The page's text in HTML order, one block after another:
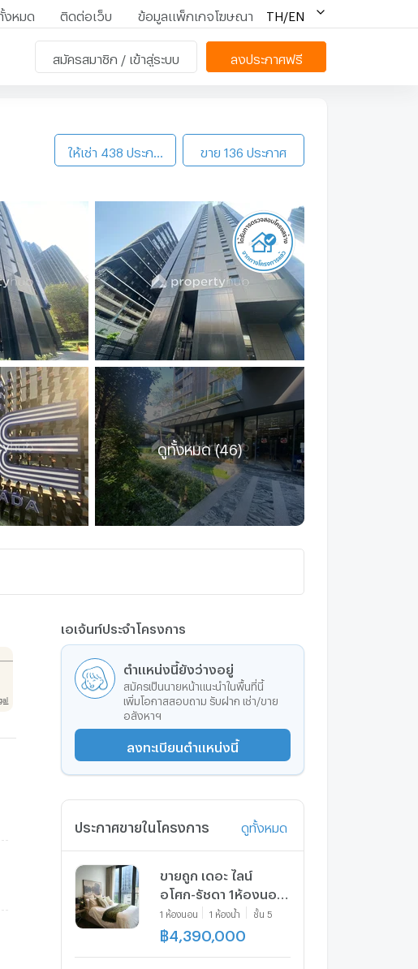
งหมด ติดต่อเว็บ ข้อมูลแพ็กเกจโฆษณา TH/EN
สมัครสมาชิก / เข้าสู่ระบบ ลงประกาศฟรี
คอนโดให้เช่า The LINE Asoke - Ratchada
ให้เช่า 438 ประกาศ ขาย 136 ประกาศ
ดูทั้งหมด (46)
เอเจ้นท์ประจำโครงการ
ตำแหน่งนี้ยังว่างอยู่
สมัครเป็นนายหน้าแนะนำในพื้นที่นี้
เพิ่มโอกาสสอบถาม รับฝาก เช่า/ขาย
อสังหาฯ
ลงทะเบียนตำแหน่งนี้
ประกาศขายในโครงการ ดูทั้งหมด
ขายถูก เดอะ ไลน์
อโศก-รัชดา 1ห้องนอน
35.67 ตร.ม.ห้องมุม
เฟอร์ครบ ห้องใหม่
1 ห้องนอน 1 ห้องน้ำ ชั้น 5
฿ 4,390,000